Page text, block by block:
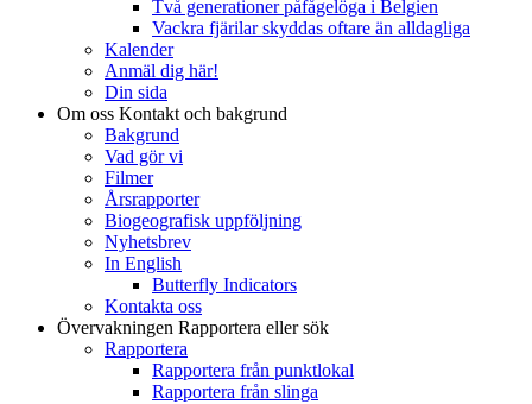
Två generationer påfågelöga i Belgien
Vackra fjärilar skyddas oftare än alldagliga
Kalender
Anmäl dig här!
Din sida
Om oss Kontakt och bakgrund
Bakgrund
Vad gör vi
Filmer
Årsrapporter
Biogeografisk uppföljning
Nyhetsbrev
In English
Butterfly Indicators
Kontakta oss
Övervakningen Rapportera eller sök
Rapportera
Rapportera från punktlokal
Rapportera från slinga